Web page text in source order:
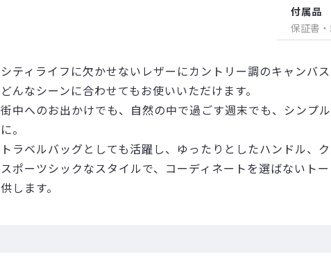
付属品
保証書
シティライフに欠かせないレザーにカントリー調のキャンバ
どんなシーンに合わせてもお使いいただけます。
街中へのお出かけでも、自然の中で過ごす週末でも、シンプ
に。
トラベルバッグとしても活躍し、ゆったりとしたハンドル、
スポーツシックなスタイルで、コーディネートを選ばないト
供します。